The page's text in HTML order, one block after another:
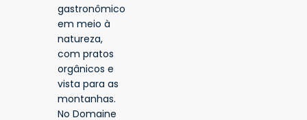
gastronômico
em meio à
natureza,
com pratos
orgânicos e
vista para as
montanhas.
No Domaine